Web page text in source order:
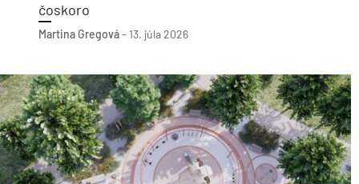
čoskoro
Martina Gregová- 13. júla 2026